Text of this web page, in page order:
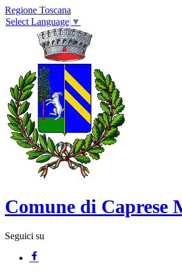
Regione Toscana
Select Language ▼
Comune di Caprese
Seguici su